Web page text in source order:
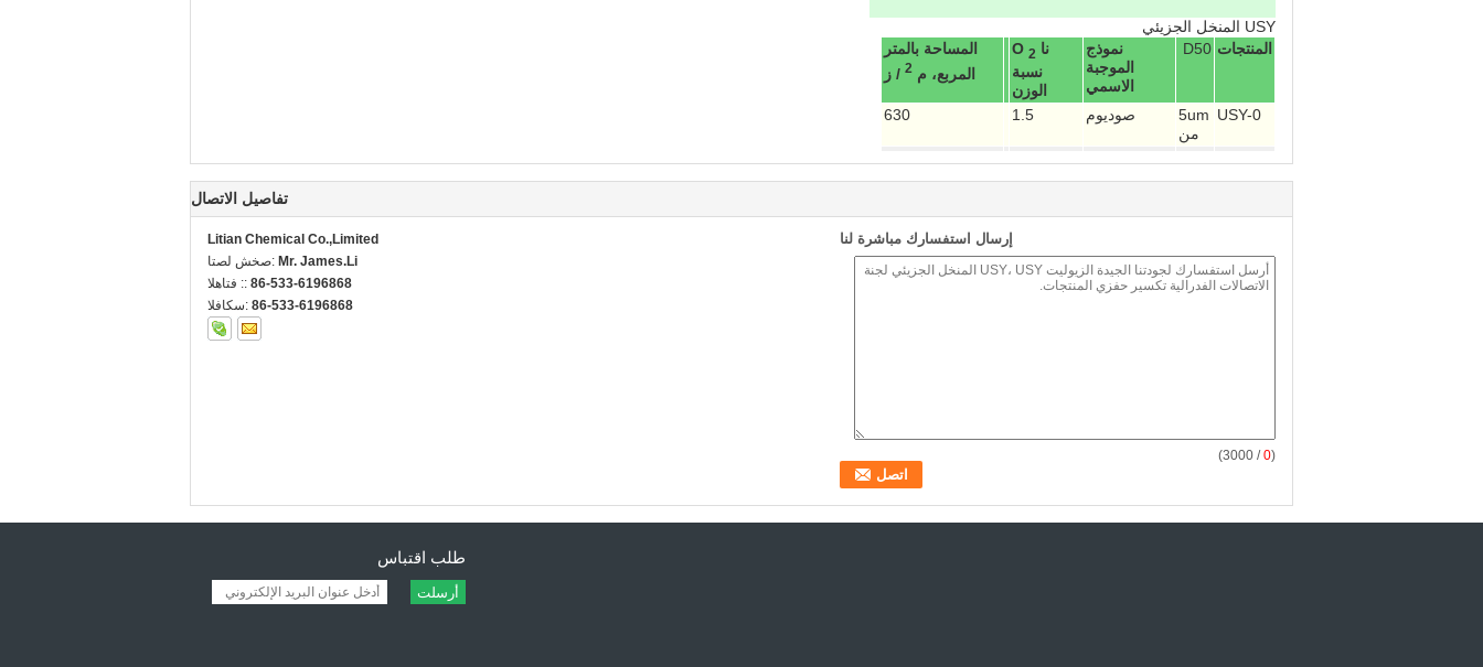
USY المنخل الجزيئي
المنتجات D50
نموذج
الموجبة
الاسمي
نا 2
O
نسبة
الوزن
المساحة بالمتر
المربع، م 2 / ز
USY-0
5um
من
صوديوم 1.5
630
تفاصيل الاتصال
Litian Chemical Co.,Limited
اتصل شخص: Mr. James.Li
الهاتف :: 86-533-6196868
الفاكس: 86-533-6196868
إرسال استفسارك مباشرة لنا
(
0
/ 3000)
طلب اقتباس
أرسلت